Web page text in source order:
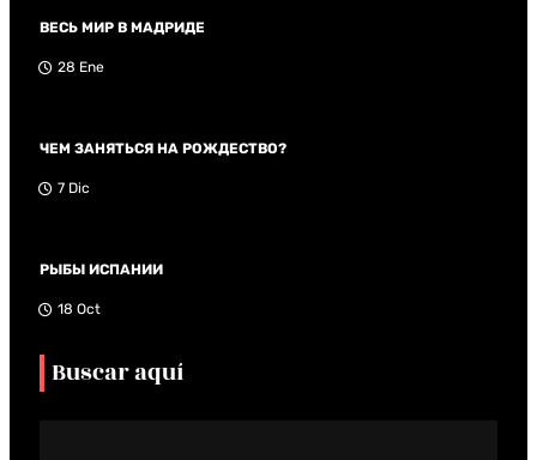
ВЕСЬ МИР В МАДРИДЕ
28 Ene
ЧЕМ ЗАНЯТЬСЯ НА РОЖДЕСТВО?
7 Dic
РЫБЫ ИСПАНИИ
18 Oct
Buscar aquí